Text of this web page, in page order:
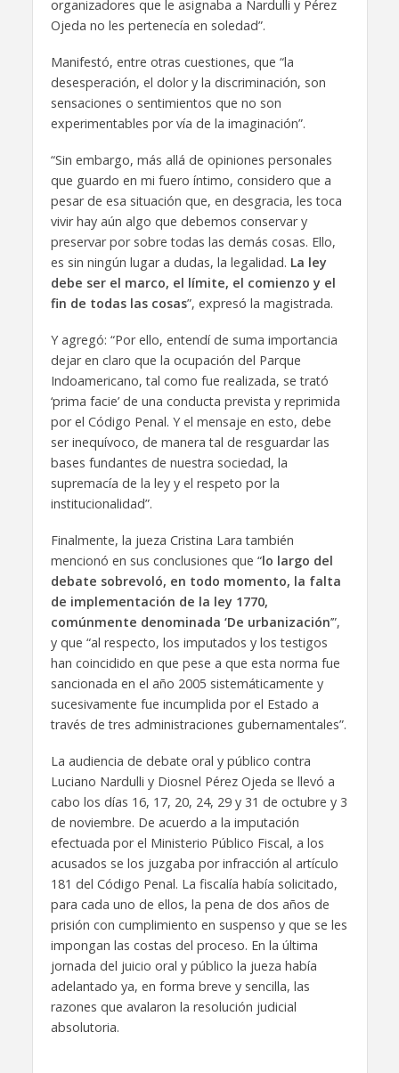
organizadores que le asignaba a Nardulli y Pérez
Ojeda no les pertenecía en soledad”.
Manifestó, entre otras cuestiones, que “la
desesperación, el dolor y la discriminación, son
sensaciones o sentimientos que no son
experimentables por vía de la imaginación”.
“Sin embargo, más allá de opiniones personales
que guardo en mi fuero íntimo, considero que a
pesar de esa situación que, en desgracia, les toca
vivir hay aún algo que debemos conservar y
preservar por sobre todas las demás cosas. Ello,
es sin ningún lugar a dudas, la legalidad. La ley
debe ser el marco, el límite, el comienzo y el
fin de todas las cosas”, expresó la magistrada.
Y agregó: “Por ello, entendí de suma importancia
dejar en claro que la ocupación del Parque
Indoamericano, tal como fue realizada, se trató
‘prima facie’ de una conducta prevista y reprimida
por el Código Penal. Y el mensaje en esto, debe
ser inequívoco, de manera tal de resguardar las
bases fundantes de nuestra sociedad, la
supremacía de la ley y el respeto por la
institucionalidad”.
Finalmente, la jueza Cristina Lara también
mencionó en sus conclusiones que “lo largo del
debate sobrevoló, en todo momento, la falta
de implementación de la ley 1770,
comúnmente denominada ‘De urbanización’”,
y que “al respecto, los imputados y los testigos
han coincidido en que pese a que esta norma fue
sancionada en el año 2005 sistemáticamente y
sucesivamente fue incumplida por el Estado a
través de tres administraciones gubernamentales”.
La audiencia de debate oral y público contra
Luciano Nardulli y Diosnel Pérez Ojeda se llevó a
cabo los días 16, 17, 20, 24, 29 y 31 de octubre y 3
de noviembre. De acuerdo a la imputación
efectuada por el Ministerio Público Fiscal, a los
acusados se los juzgaba por infracción al artículo
181 del Código Penal. La fiscalía había solicitado,
para cada uno de ellos, la pena de dos años de
prisión con cumplimiento en suspenso y que se les
impongan las costas del proceso. En la última
jornada del juicio oral y público la jueza había
adelantado ya, en forma breve y sencilla, las
razones que avalaron la resolución judicial
absolutoria.